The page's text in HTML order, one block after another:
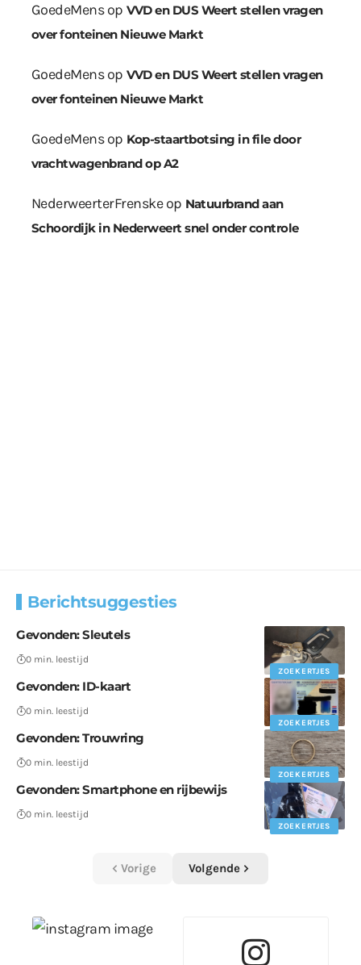
GoedeMensop VVD en DUS Weert stellen vragen
over fonteinen Nieuwe Markt
GoedeMensop VVD en DUS Weert stellen vragen
over fonteinen Nieuwe Markt
GoedeMensop Kop-staartbotsing in file door
vrachtwagenbrand op A2
NederweerterFrenskeop Natuurbrand aan
Schoordijk in Nederweert snel onder controle
Berichtsuggesties
ZOEKERTJES
Gevonden: Sleutels
0 min. leestijd
ZOEKERTJES
Gevonden: ID-kaart
0 min. leestijd
ZOEKERTJES
Gevonden: Trouwring
0 min. leestijd
ZOEKERTJES
Gevonden: Smartphone en rijbewijs
0 min. leestijd
Vorige Volgende